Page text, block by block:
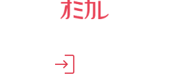
メインコンテンツへスキップ